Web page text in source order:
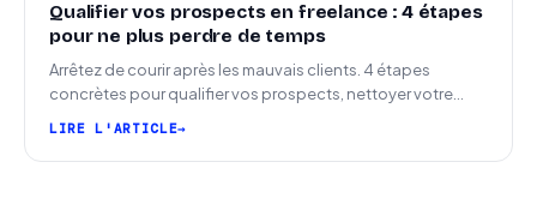
Qualifier vos prospects en freelance : 4 étapes
pour ne plus perdre de temps
Arrêtez de courir après les mauvais clients. 4 étapes
concrètes pour qualifier vos prospects, nettoyer votre
LIRE L'ARTICLE